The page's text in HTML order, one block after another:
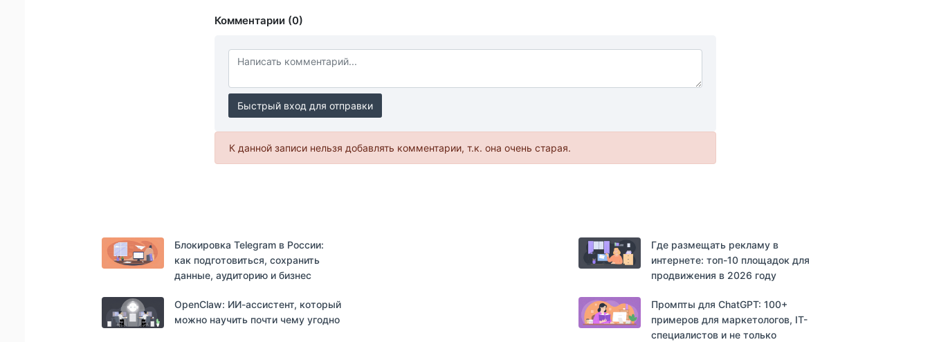
Комментарии (0)
Быстрый вход для отправки
К данной записи нельзя добавлять комментарии, т.к. она очень старая.
Блокировка Telegram в России:
как подготовиться, сохранить
данные, аудиторию и бизнес
Где размещать рекламу в
интернете: топ-10 площадок для
продвижения в 2026 году
OpenClaw: ИИ-ассистент, который
можно научить почти чему угодно
Промпты для ChatGPT: 100+
примеров для маркетологов, IT-
специалистов и не только